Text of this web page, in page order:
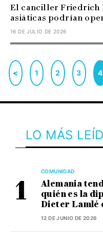
El canciller Friedrich
asiáticas podrían
16 DE JULIO DE 2026
< 1 2 3 4
LO MÁS
COMUNIDAD
Alemania
quién es la
Dieter Lamlé
12 DE JUNIO DE 2026